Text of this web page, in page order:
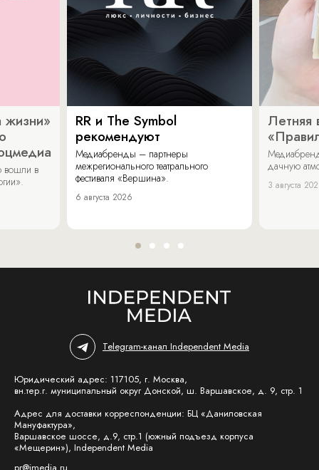
жизни»
вошли в
RR и The Symbol
рекомендуют
Медиабренды – партнеры
межрегионального театрального
фестиваля «Вершина».
6 августа 2026
Летняя
дачную
3 августа
Telegram-канал Independent Media
Юридический адрес: 117105, г. Москва,
вн.тер.г. муниципальный округ Донской, ш. Варшавское, д. 9, стр. 1
Адрес для доставки корреспонденции: БЦ «Даниловская
Мануфактура»,
Варшавское шоссе, д.9, стр.1 (южный подъезд корпуса
«Мещерин»), Independent Media